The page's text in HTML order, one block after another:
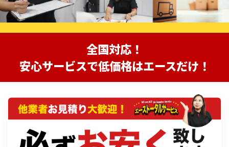
全国対応！
安心サービスで低価格はエースだけ！